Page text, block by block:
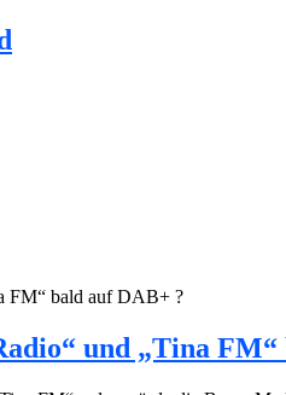
FM“ bald auf DAB+ ?
und „Tina